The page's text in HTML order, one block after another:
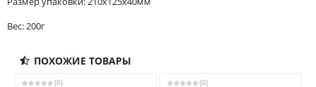
Вес: 200г
ПОХОЖИЕ ТОВАРЫ
(0) (0)